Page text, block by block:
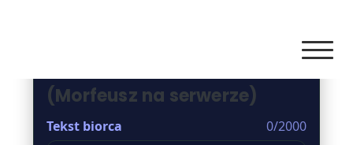
(Morfeusz na serwerze)
Tekst biorca 0/2000